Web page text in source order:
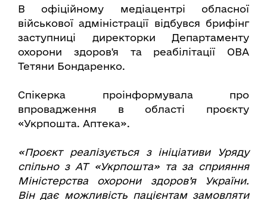
В офіційному медіацентрі обласної
військової адміністрації відбувся брифінг
заступниці директорки Департаменту
охорони здоров'я та реабілітації ОВА
Тетяни Бондаренко.
Спікерка проінформувала про
впровадження в області проєкту
«Укрпошта. Аптека».
«Проєкт реалізується з ініціативи Уряду
спільно з АТ «Укрпошта» та за сприяння
Міністерства охорони здоров’я України.
Він дає можливість пацієнтам замовляти